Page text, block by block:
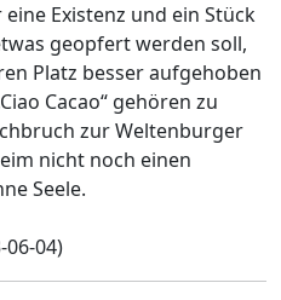
Existenz und ein Stück
geopfert werden soll,
Platz besser aufgehoben
Cacao“ gehören zu
zur Weltenburger
nicht noch einen
Seele.
04)